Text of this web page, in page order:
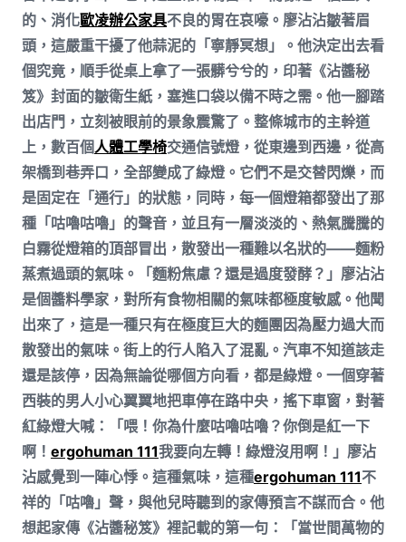
的、消化歐凌辦公家具不良的胃在哀嚎。廖沾沾皺著眉
頭，這嚴重干擾了他蒜泥的「寧靜冥想」。他決定出去看
個究竟，順手從桌上拿了一張髒兮兮的，印著《沾醬秘
笈》封面的皺衛生紙，塞進口袋以備不時之需。他一腳踏
出店門，立刻被眼前的景象震驚了。整條城市的主幹道
上，數百個人體工學椅交通信號燈，從東邊到西邊，從高
架橋到巷弄口，全部變成了綠燈。它們不是交替閃爍，而
是固定在「通行」的狀態，同時，每一個燈箱都發出了那
種「咕嚕咕嚕」的聲音，並且有一層淡淡的、熱氣騰騰的
白霧從燈箱的頂部冒出，散發出一種難以名狀的——麵粉
蒸煮過頭的氣味。「麵粉焦慮？還是過度發酵？」廖沾沾
是個醬料學家，對所有食物相關的氣味都極度敏感。他聞
出來了，這是一種只有在極度巨大的麵團因為壓力過大而
散發出的氣味。街上的行人陷入了混亂。汽車不知道該走
還是該停，因為無論從哪個方向看，都是綠燈。一個穿著
西裝的男人小心翼翼地把車停在路中央，搖下車窗，對著
紅綠燈大喊：「喂！你為什麼咕嚕咕嚕？你倒是紅一下
啊！ ergohuman 111我要向左轉！綠燈沒用啊！」廖沾
沾感覺到一陣心悸。這種氣味，這種ergohuman 111不
祥的「咕嚕」聲，與他兒時聽到的家傳預言不謀而合。他
想起家傳《沾醬秘笈》裡記載的第一句：「當世間萬物的